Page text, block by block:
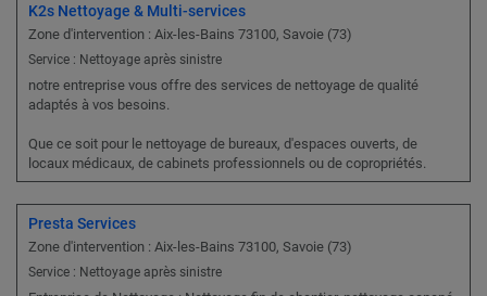
K2s Nettoyage & Multi-services
Zone d'intervention : Aix-les-Bains 73100, Savoie (73)
Service : Nettoyage après sinistre
notre entreprise vous offre des services de nettoyage de qualité
adaptés à vos besoins.
Que ce soit pour le nettoyage de bureaux, d'espaces ouverts, de
locaux médicaux, de cabinets professionnels ou de copropriétés.
Presta Services
Zone d'intervention : Aix-les-Bains 73100, Savoie (73)
Service : Nettoyage après sinistre